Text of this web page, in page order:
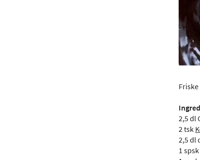
2,5 dl
2 tsk
2,5 dl
1 spsk